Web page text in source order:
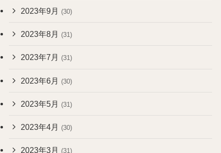
2023年9月 (30)
2023年8月 (31)
2023年7月 (31)
2023年6月 (30)
2023年5月 (31)
2023年4月 (30)
2023年3月 (31)